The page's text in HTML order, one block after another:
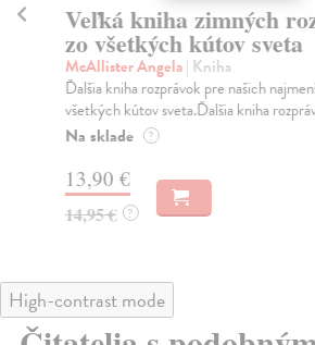
Veľká kniha zimných
zo všetkých kútov sveta
McAllister Angela| Kniha
Ďalšia kniha rozprávok pre našich
všetkých kútov sveta.Ďalšia kniha
Na sklade ?
13,90 €
14,95 € ?
High-contrast mode